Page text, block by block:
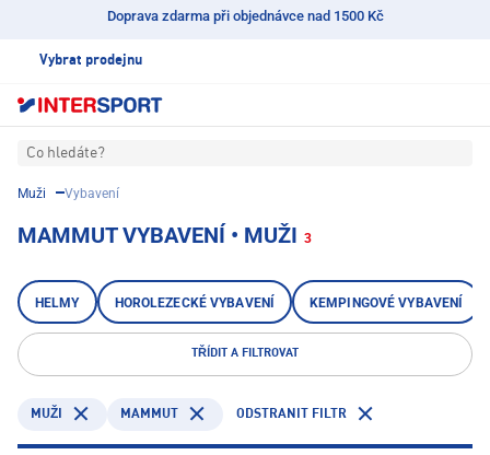
Doprava zdarma při objednávce nad 1500 Kč
Vybrat prodejnu
Co hledáte?
Muži Vybavení
MAMMUT VYBAVENÍ • MUŽI 3
HELMY HOROLEZECKÉ VYBAVENÍ KEMPINGOVÉ VYBAVENÍ
TŘÍDIT A FILTROVAT
MUŽI MAMMUT ODSTRANIT FILTR